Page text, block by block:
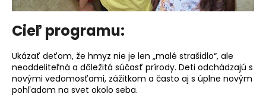
Cieľ programu:
Ukázať deťom, že hmyz nie je len „malé strašidlo“, ale
neoddeliteľná a dôležitá súčasť prírody. Deti odchádzajú s
novými vedomosťami, zážitkom a často aj s úplne novým
pohľadom na svet okolo seba.